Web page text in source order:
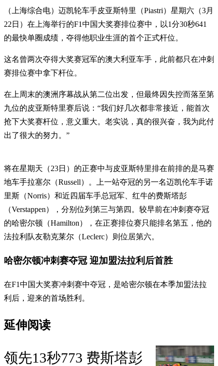
（上海综合电）迈凯轮车手皮亚斯特里（Piastri）星期六（3月
22日）在上海举行的F1中国大奖赛排位赛中，以1分30秒641
的最快单圈成绩，夺得他职业生涯的首个正式杆位。
这名曾两次夺得大奖赛冠军的澳大利亚车手，此前都只在冲刺
赛排位赛中拿下杆位。
在上周末的澳洲序幕战从第二位出发，但最终因失控而落至第
九位的皮亚斯特里赛后说：“我们好几次都非常接近，能首次
抢下大奖赛杆位，意义重大。老实说，真的很兴奋，我为此付
出了很大的努力。”
将在星期天（23日）的正赛中与皮亚斯特里排在前排的是马赛
地车手拉塞尔（Russell）。上一站夺冠的另一名迈凯伦车手诺
里斯（Norris）和近四届车手总冠军、红牛的费斯塔彭
（Verstappen），分别位列第三与第四。较早前在冲刺赛夺冠
的哈密尔顿（Hamilton），在正赛排位赛只能排名第五，他的
法拉利队友勒克莱尔（Leclerc）则位居第六。
哈密尔顿冲刺赛夺冠 迎加盟法拉利后首胜
在F1中国大奖赛冲刺赛中夺冠，是哈密尔顿在本季加盟法拉
利后，迎来的首场胜利。
延伸阅读
领先13秒773 费斯塔彭